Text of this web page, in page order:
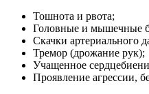
Тошнота и рвота;
Головные и мышечные
Скачки артериального
Тремор (дрожание рук);
Учащенное
Проявление агрессии,